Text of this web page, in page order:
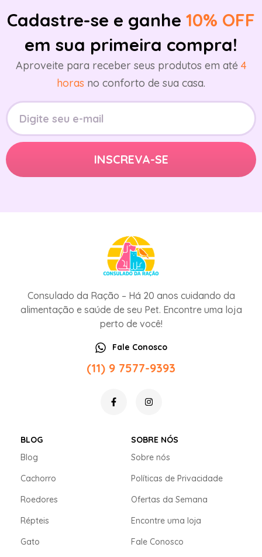
Cadastre-se e ganhe 10% OFF
em sua primeira compra!
Aproveite para receber seus produtos em até 4
horas no conforto de sua casa.
Consulado da Ração – Há 20 anos cuidando da
alimentação e saúde de seu Pet. Encontre uma loja
perto de você!
Fale Conosco
(11) 9 7577-9393
BLOG
Blog
Cachorro
Roedores
Répteis
Gato
SOBRE NÓS
Sobre nós
Políticas de Privacidade
Ofertas da Semana
Encontre uma loja
Fale Conosco